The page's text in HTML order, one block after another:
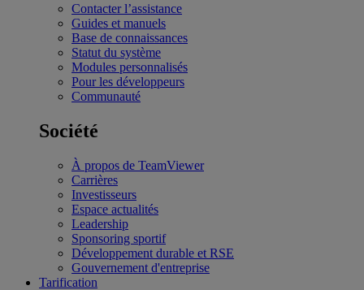
Contacter l’assistance
Guides et manuels
Base de connaissances
Statut du système
Modules personnalisés
Pour les développeurs
Communauté
Société
À propos de TeamViewer
Carrières
Investisseurs
Espace actualités
Leadership
Sponsoring sportif
Développement durable et RSE
Gouvernement d'entreprise
Tarification